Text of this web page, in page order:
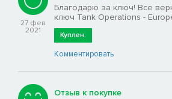
27 фев
2021
Благодарю за ключ! Все
ключ Tank Operations -
Куплен:
Комментировать
Отзыв к покупке